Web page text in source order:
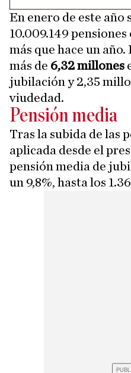
En enero de este año
10.009.149
más que hace un
más de 6,32 millones
jubilación y 2,35
viudedad.
Pensión media
Tras la subida de las
aplicada desde el
pensión media de
un 9,8%, hasta los